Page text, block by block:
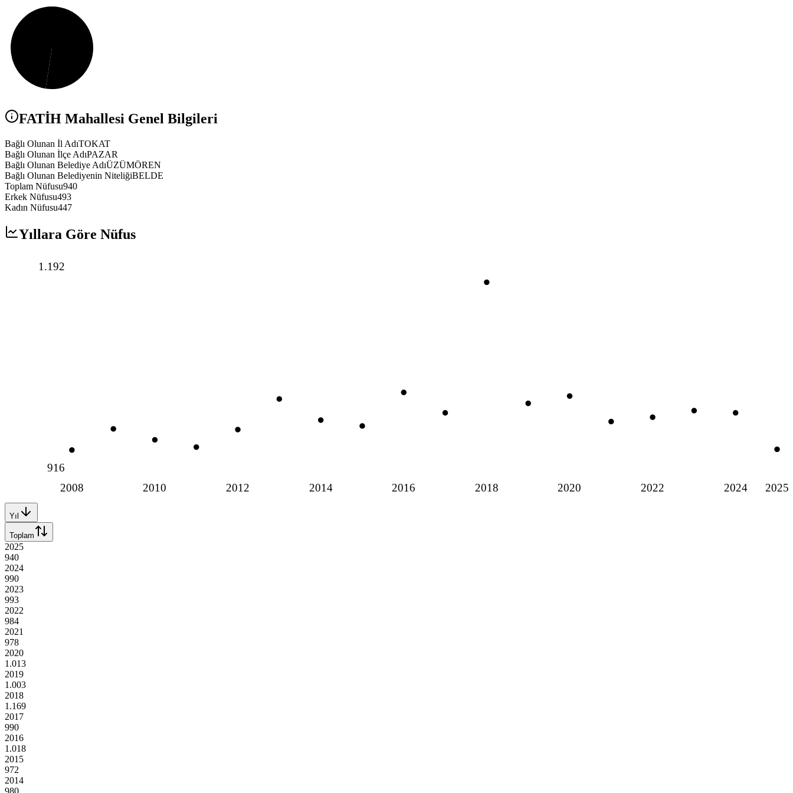
FATİH Mahallesi Genel Bilgileri
Bağlı Olunan İl AdıTOKAT
Bağlı Olunan İlçe AdıPAZAR
Bağlı Olunan Belediye AdıÜZÜMÖREN
Bağlı Olunan Belediyenin NiteliğiBELDE
Toplam Nüfusu940
Erkek Nüfusu493
Kadın Nüfusu447
Yıllara Göre Nüfus
2008 2010 2012 2014 2016 2018 2020 2022 2024 2025
1.192
916
Yıl
Toplam
2025
940
2024
990
2023
993
2022
984
2021
978
2020
1.013
2019
1.003
2018
1.169
2017
990
2016
1.018
2015
972
2014